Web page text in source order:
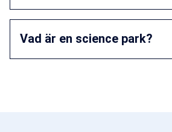
Vad är en science park?